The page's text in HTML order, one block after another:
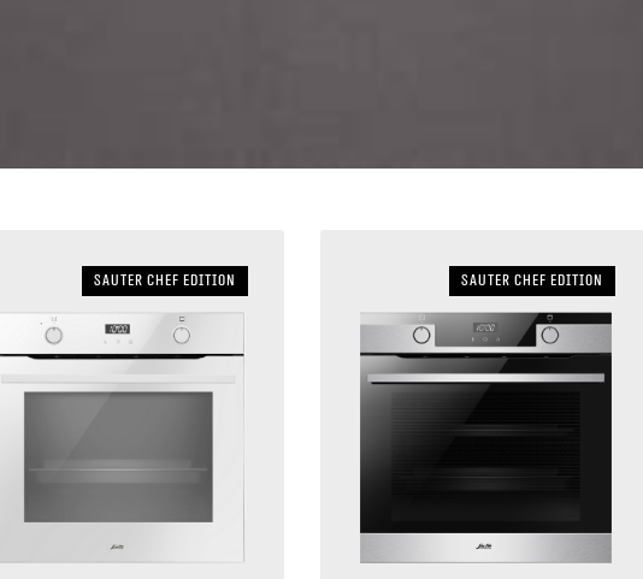
Sauter Chef Edition
Sauter Chef Edition